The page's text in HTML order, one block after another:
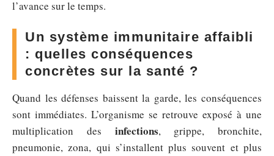
l’avance sur le temps.
Un système immunitaire affaibli
: quelles conséquences
concrètes sur la santé ?
Quand les défenses baissent la garde, les conséquences
sont immédiates. L’organisme se retrouve exposé à une
multiplication des infections, grippe, bronchite,
pneumonie, zona, qui s’installent plus souvent et plus